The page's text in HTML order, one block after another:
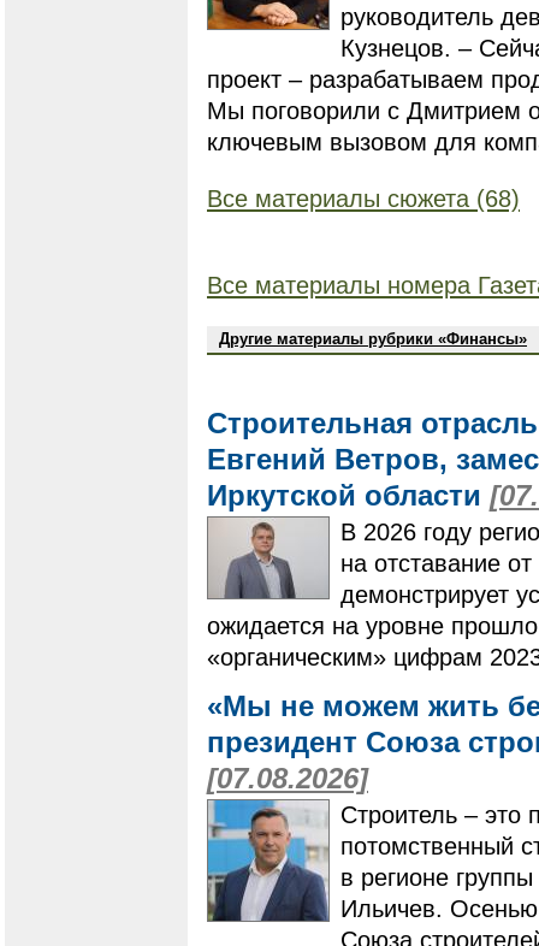
руководитель
Кузнецов. –
проект – разрабатываем
Мы поговорили с Дмитрием
ключевым вызовом для
Все материалы сюжета (68)
Все материалы номера
Другие материалы рубрики «Финансы»
Строительная
Евгений Ветров,
Иркутской области
В 2026 году
на отставание
демонстрирует
ожидается на уровне
«органическим» цифрам
«Мы не можем жить
президент Союза
[07.08.2026]
Строитель – это
потомственный
в регионе
Ильичев.
Союза